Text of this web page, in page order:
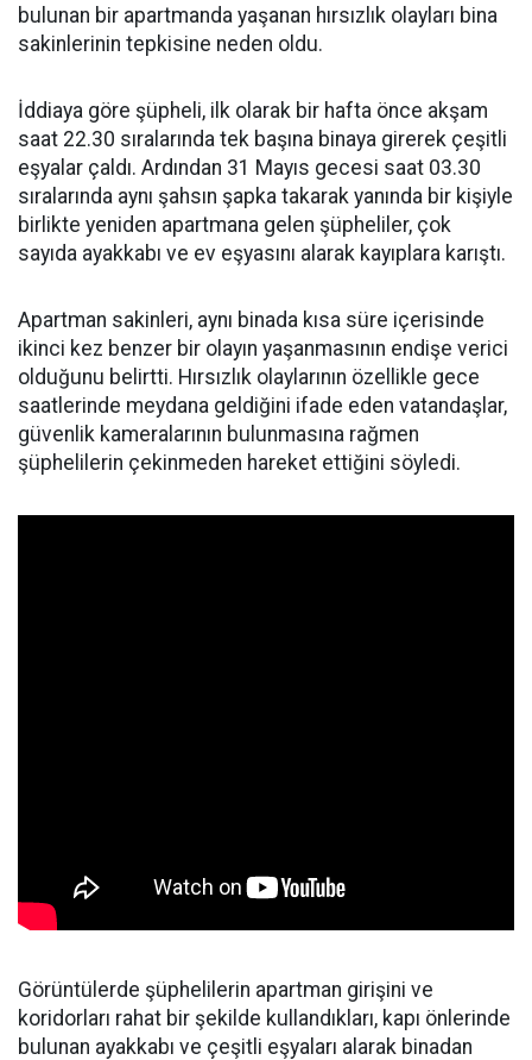
bulunan bir apartmanda yaşanan hırsızlık olayları bina
sakinlerinin tepkisine neden oldu.
İddiaya göre şüpheli, ilk olarak bir hafta önce akşam
saat 22.30 sıralarında tek başına binaya girerek çeşitli
eşyalar çaldı. Ardından 31 Mayıs gecesi saat 03.30
sıralarında aynı şahsın şapka takarak yanında bir kişiyle
birlikte yeniden apartmana gelen şüpheliler, çok
sayıda ayakkabı ve ev eşyasını alarak kayıplara karıştı.
Apartman sakinleri, aynı binada kısa süre içerisinde
ikinci kez benzer bir olayın yaşanmasının endişe verici
olduğunu belirtti. Hırsızlık olaylarının özellikle gece
saatlerinde meydana geldiğini ifade eden vatandaşlar,
güvenlik kameralarının bulunmasına rağmen
şüphelilerin çekinmeden hareket ettiğini söyledi.
Görüntülerde şüphelilerin apartman girişini ve
koridorları rahat bir şekilde kullandıkları, kapı önlerinde
bulunan ayakkabı ve çeşitli eşyaları alarak binadan